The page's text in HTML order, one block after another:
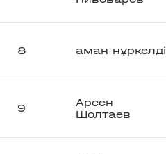
8 аман нұркелді
9
Арсен
Шолтаев